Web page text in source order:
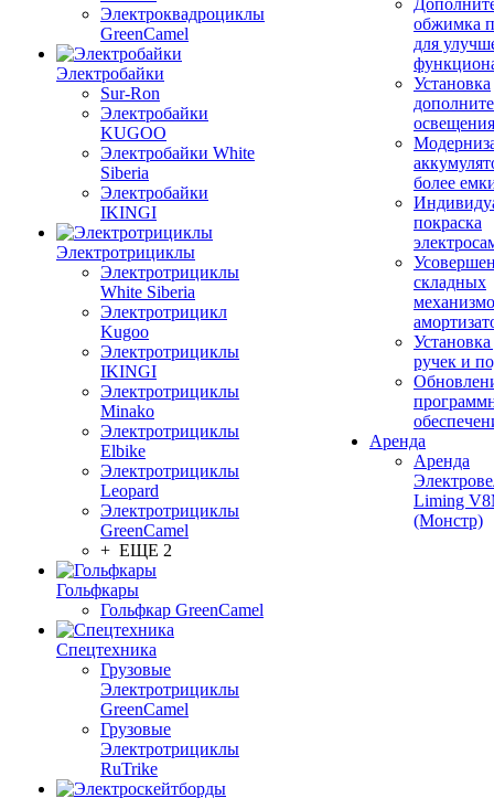
Электроквадроциклы
GreenCamel
Электробайки
Sur-Ron
Электробайки
KUGOO
Электробайки White
Siberia
Электробайки
IKINGI
Электротрициклы
Электротрициклы
White Siberia
Электротрицикл
Kugoo
Электротрициклы
IKINGI
Электротрициклы
Minako
Электротрициклы
Elbike
Электротрициклы
Leopard
Электротрициклы
GreenCamel
+ ЕЩЕ 2
Гольфкары
Гольфкар GreenCamel
Спецтехника
Грузовые
Электротрициклы
GreenCamel
Грузовые
Электротрициклы
RuTrike
обжимка
для
Установка
освещения
более
покраска
складных
ручек и
Аренда
Аренда
Liming
(Монстр)